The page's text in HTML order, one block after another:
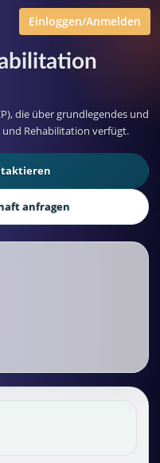
Einloggen/Anmelden
die über grundlegendes und
und Rehabilitation verfügt.
anfragen